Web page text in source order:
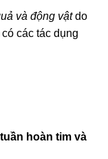
và động vậtdo
các tác dụng
hoàn tim và